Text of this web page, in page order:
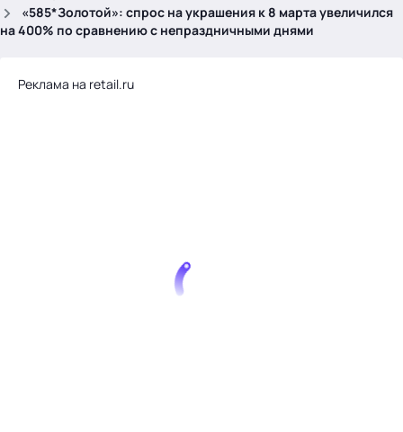
«585*Золотой»: спрос на украшения к 8 марта увеличился
на 400% по сравнению с непраздничными днями
Реклама на retail.ru